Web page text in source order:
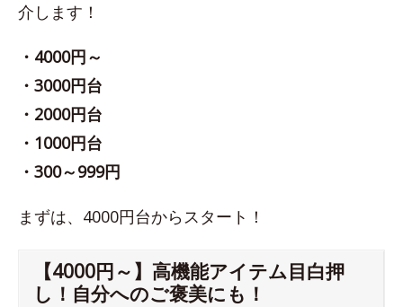
介します！
・4000円～
・3000円台
・2000円台
・1000円台
・300～999円
まずは、4000円台からスタート！
【4000円～】高機能アイテム目白押
し！自分へのご褒美にも！